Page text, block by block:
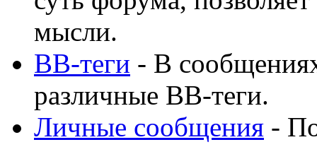
мысли.
BB-теги - В
различные BB-теги.
Личные сообщения -